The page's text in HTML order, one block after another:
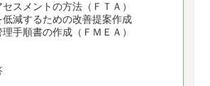
セスメントの方法（ＦＴＡ）
低減するための改善提案作成
理手順書の作成（ＦＭＥＡ）